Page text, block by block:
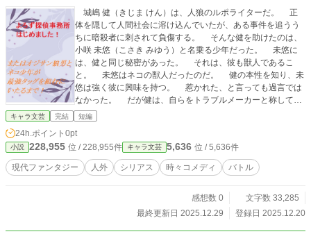
城嶋 健（きじま けん）は、人狼のルポライターだ。 正
体を隠して人間社会に溶け込んでいたが、ある事件を追うう
ちに暗殺者に刺されて負傷する。 そんな健を助けたのは、
小咲 未悠（こさき みゆう）と名乗る少年だった。 未悠に
は、健と同じ秘密があった。 それは、彼も獣人であるこ
と。 未悠はネコの獣人だったのだ。 健の本性を知り、未
悠は強く彼に興味を持つ。 惹かれた、と言っても過言では
なかった。 だが健は、自らをトラブルメーカーと称してい
るのだ。 未悠を危険に巻き込むことを恐れ、彼から離れる
と再会する。 この学園で起きた、生徒失踪。 健は、それ
が追っている事件に絡む誘拐ではないかと考えていたのだ。
未悠は健をサポートしたいと申し出て、自分の住むマンシ
ョンへ招待した。 未悠に両親はおらず、後見人の伯父は彼
未悠に、健という仲間ができた。 それは心温まる、夢にま
で見た幸せな日常だった。 些細な毎日を大切に過ごす健と
キャラ文芸 完結 短編
24h.ポイント 0pt
小説 228,955 位 / 228,955件 キャラ文芸 5,636 位 / 5,636件
現代ファンタジー 人外 シリアス 時々コメディ バトル
感想数 0
文字数 33,285
最終更新日 2025.12.29
登録日 2025.12.20